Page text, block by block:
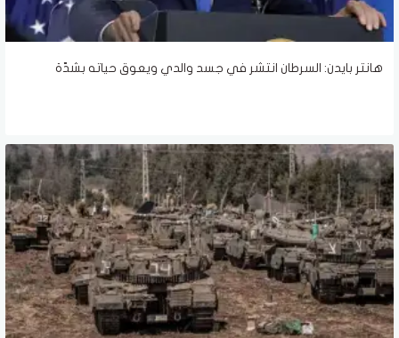
هانتر بايدن: السرطان انتشر في جسد والدي ويعوق حياته بشدّة